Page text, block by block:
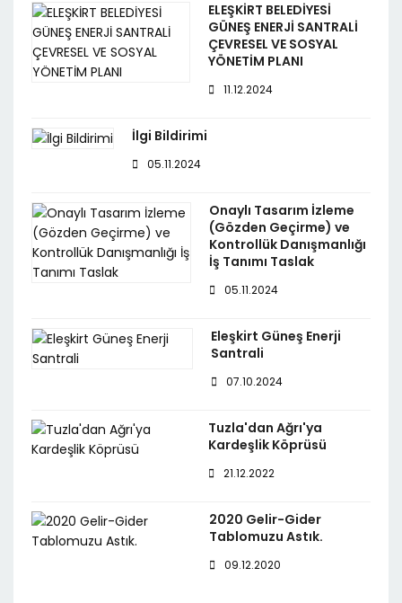
ELEŞKİRT BELEDİYESİ
GÜNEŞ ENERJİ SANTRALİ
ÇEVRESEL VE SOSYAL
YÖNETİM PLANI
11.12.2024
İlgi Bildirimi
05.11.2024
Onaylı Tasarım İzleme
(Gözden Geçirme) ve
Kontrollük Danışmanlığı
İş Tanımı Taslak
05.11.2024
Eleşkirt Güneş Enerji
Santrali
07.10.2024
Tuzla'dan Ağrı'ya
Kardeşlik Köprüsü
21.12.2022
2020 Gelir-Gider
Tablomuzu Astık.
09.12.2020